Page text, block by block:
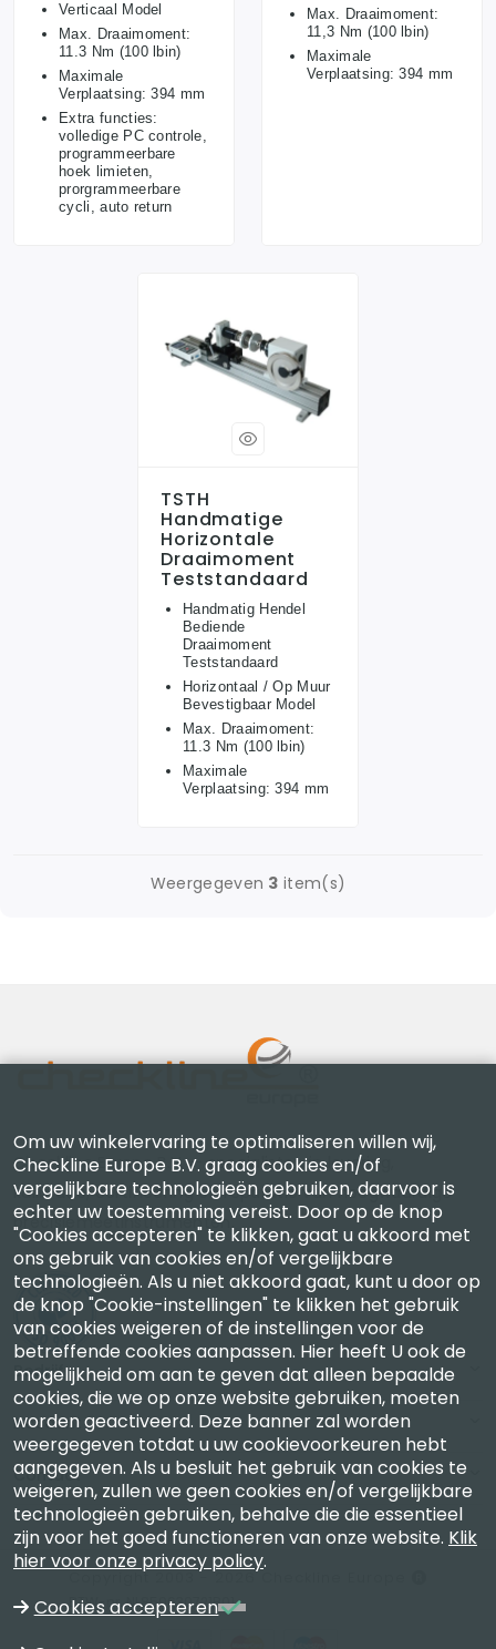
Verticaal Model
Max. Draaimoment:
11.3 Nm (100 lbin)
Maximale
Verplaatsing: 394 mm
Extra functies:
volledige PC controle,
programmeerbare
hoek limieten,
prorgrammeerbare
cycli, auto return
Max. Draaimoment:
11,3 Nm (100 lbin)
Maximale
Verplaatsing: 394 mm
TSTH
Handmatige
Horizontale
Draaimoment
Teststandaard
Handmatig Hendel
Bediende
Draaimoment
Teststandaard
Horizontaal / Op Muur
Bevestigbaar Model
Max. Draaimoment:
11.3 Nm (100 lbin)
Maximale
Verplaatsing: 394 mm
Weergegeven 3 item(s)
Checkline Europe B.V. — specialisten in levering,
kalibratie, certificering en reparatie van hoogwaardige
precisiemeetinstrumenten.
Bedrijf
Account
Contact
Copyright 2003 - 2026 Checkline Europe
BTW-nr. NL850630721B01
Om uw winkelervaring te optimaliseren willen wij,
Checkline Europe B.V. graag cookies en/of
vergelijkbare technologieën gebruiken, daarvoor is
echter uw toestemming vereist. Door op de knop
"Cookies accepteren" te klikken, gaat u akkoord met
ons gebruik van cookies en/of vergelijkbare
technologieën. Als u niet akkoord gaat, kunt u door op
de knop "Cookie-instellingen" te klikken het gebruik
van cookies weigeren of de instellingen voor de
betreffende cookies aanpassen. Hier heeft U ook de
mogelijkheid om aan te geven dat alleen bepaalde
cookies, die we op onze website gebruiken, moeten
worden geactiveerd. Deze banner zal worden
weergegeven totdat u uw cookievoorkeuren hebt
aangegeven. Als u besluit het gebruik van cookies te
weigeren, zullen we geen cookies en/of vergelijkbare
technologieën gebruiken, behalve die die essentieel
zijn voor het goed functioneren van onze website. Klik
hier voor onze privacy policy.
Cookies accepteren